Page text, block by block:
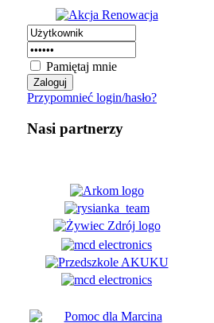
Pamiętaj mnie
Przypomnieć login/hasło?
Nasi partnerzy